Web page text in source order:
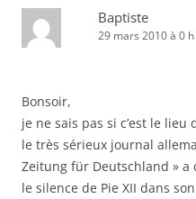
Baptiste
29 mars 2010 à 0
Bonsoir,
je ne sais pas si c’est le
le très sérieux journal
Zeitung für Deutschland »
le silence de Pie XII dans